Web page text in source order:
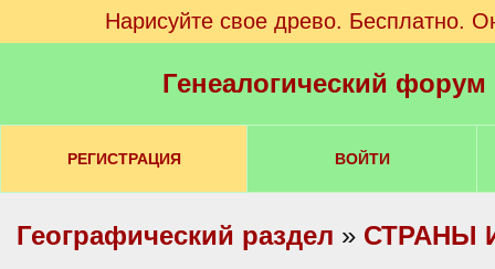
Нарисуйте свое древо. Бесплатно.
Генеалогический
РЕГИСТРАЦИЯ ВОЙТИ
Географический раздел » СТРАНЫ